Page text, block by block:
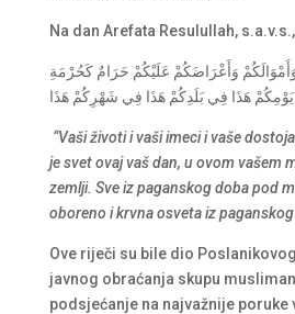
Na dan Arefata Resulullah,
وَأَعْرَاضَكُمْ عَلَيْكُمْ حَرَامٌ كَحُرْمَةِ
يَوْمِكُمْ هَذَا فِي بَلَدِكُمْ هَذَا فِي شَهْرِكُمْ هَذَا
“Vaši životi i vaši imeci i vaše
je svet ovaj vaš dan, u ovom vašem
zemlji. Sve iz paganskog doba pod
oboreno i krvna osveta iz
Ove riječi su bile dio
javnog obraćanja skupu
podsjećanje na najvažnije poruke